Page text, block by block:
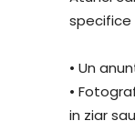
specifice
• Un
•
in ziar